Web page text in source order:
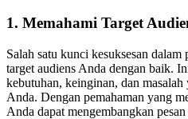
1. Memahami Target
Salah satu kunci kesuksesan dalam
target audiens Anda dengan baik.
kebutuhan, keinginan, dan
Anda. Dengan pemahaman yang
Anda dapat mengembangkan